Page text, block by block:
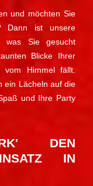
und möchten Sie
Dann ist unsere
was Sie gesucht
Blicke Ihrer
vom Himmel fällt.
ein Lächeln auf die
und Ihre Party
DEN
IN